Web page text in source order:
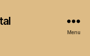
Menu